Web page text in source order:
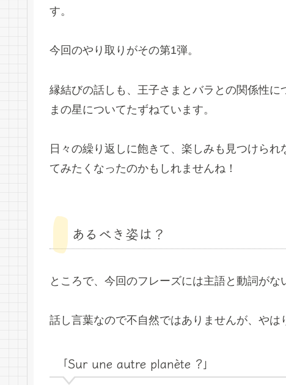
す。
今回のやり取りがその第1弾。
縁結びの話しも、王子さまとバラとの関係性
まの星についてたずねています。
日々の繰り返しに飽きて、楽しみも見つけら
てみたくなったのかもしれませんね！
あるべき姿は？
ところで、今回のフレーズには主語と動詞がな
話し言葉なので不自然ではありませんが、やは
「Sur une autre planète ?」